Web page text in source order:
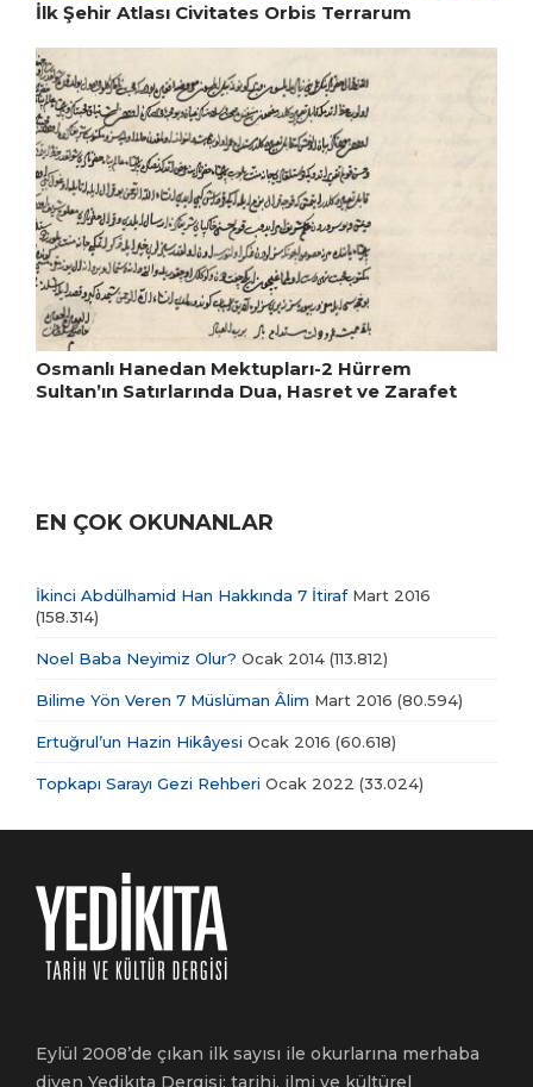
İlk Şehir Atlası Civitates Orbis Terrarum
Osmanlı Hanedan Mektupları-2 Hürrem
Sultan’ın Satırlarında Dua, Hasret ve Zarafet
EN ÇOK OKUNANLAR
İkinci Abdülhamid Han Hakkında 7 İtirafMart 2016
(158.314)
Noel Baba Neyimiz Olur? Ocak 2014 (113.812)
Bilime Yön Veren 7 Müslüman Âlim Mart 2016 (80.594)
Ertuğrul’un Hazin Hikâyesi Ocak 2016 (60.618)
Topkapı Sarayı Gezi Rehberi Ocak 2022 (33.024)
Eylül 2008’de çıkan ilk sayısı ile okurlarına merhaba